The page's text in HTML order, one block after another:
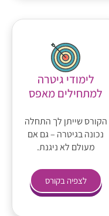
לימודי גיטרה
למתחילים מאפס
הקורס שייתן לך התחלה
נכונה בגיטרה – גם אם
מעולם לא ניגנת.
לצפיה בקורס